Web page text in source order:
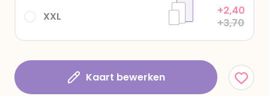
XXL
+2,40
+3,70
Kaart bewerken